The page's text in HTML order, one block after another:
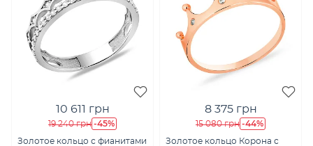
10 611 грн
19 240 грн -45%
Золотое кольцо с фианитами
8 375 грн
15 080 грн -44%
Золотое кольцо Корона с